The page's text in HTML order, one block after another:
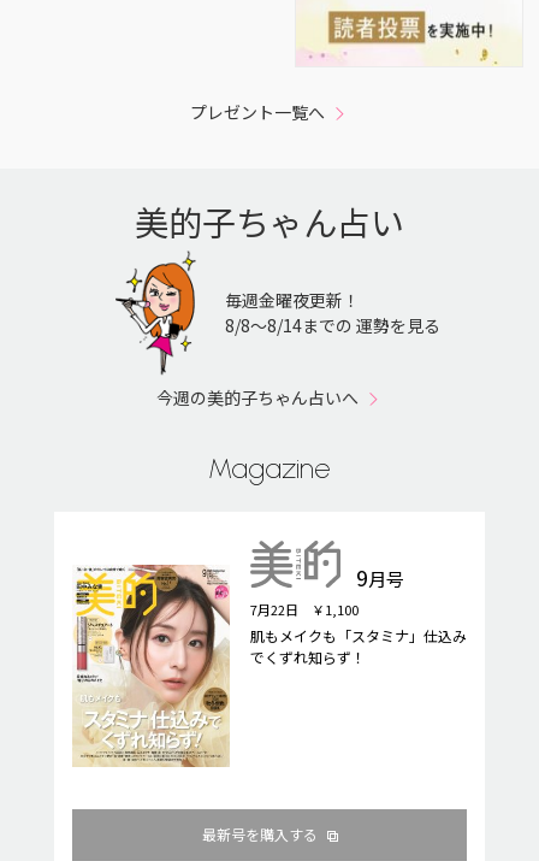
プレゼント一覧へ
美的子ちゃん占い
毎週金曜夜更新！
8/8〜8/14までの 運勢を見る
今週の美的子ちゃん占いへ
Magazine
9月号
7月22日 ￥1,100
肌もメイクも「スタミナ」仕込み
でくずれ知らず！
最新号を購入する